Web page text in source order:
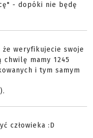
- dopóki nie będę
że weryfikujecie swoje
mamy 1245
i tym samym
człowieka :D